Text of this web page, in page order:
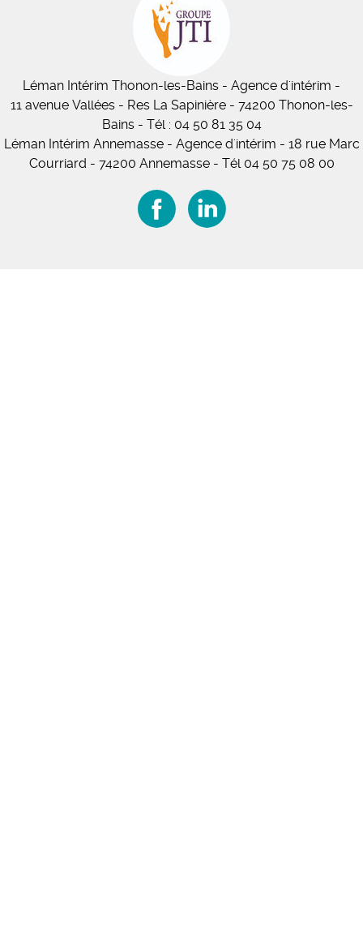
Léman Intérim Thonon-les-Bains - Agence d'intérim -
11avenue Vallées- Res La Sapinière - 74200 Thonon-les-
Bains - Tél : 04 50 81 35 04
Léman Intérim Annemasse - Agence d'intérim - 18 rue Marc
Courriard - 74200 Annemasse - Tél 04 50 75 08 00